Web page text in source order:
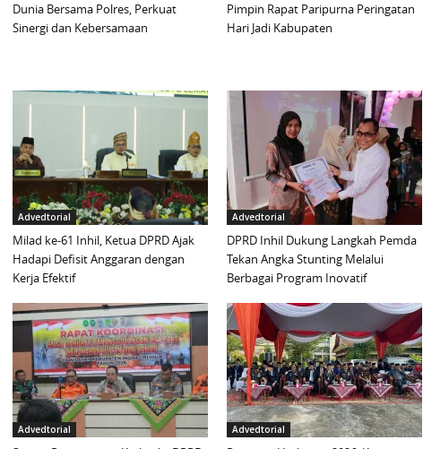
Dunia Bersama Polres, Perkuat
Sinergi dan Kebersamaan
Pimpin Rapat Paripurna Peringatan
Hari Jadi Kabupaten
Advedtorial
Milad ke-61 Inhil, Ketua DPRD Ajak
Hadapi Defisit Anggaran dengan
Kerja Efektif
Advedtorial
DPRD Inhil Dukung Langkah Pemda
Tekan Angka Stunting Melalui
Berbagai Program Inovatif
Advedtorial Advedtorial